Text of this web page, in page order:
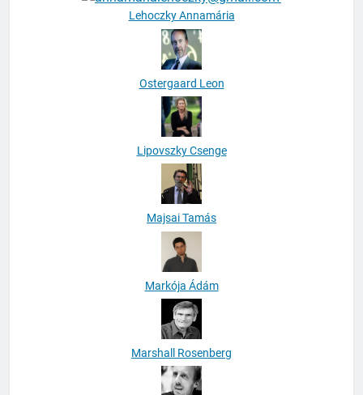
Lehoczky Annamária
Ostergaard Leon
Lipovszky Csenge
Majsai Tamás
Markója Ádám
Marshall Rosenberg